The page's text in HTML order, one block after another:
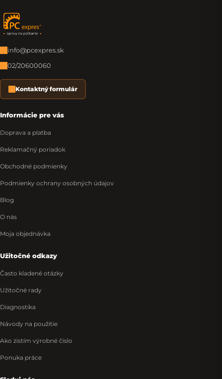
Zápätie
info@pcexpres.sk
02/20600060
Kontaktný formulár
Informácie pre vás
Doprava a platba
Reklamačný poriadok
Obchodné podmienky
Podmienky ochrany osobných údajov
Blog
O nás
Moja objednávka
Užitočné odkazy
Často kladené otázky
Užitočné rady
Diagnostika
Návody na použitie
Ako zistím výrobné číslo
Ponuka práce